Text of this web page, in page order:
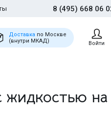
8 (495) 668 06
Доставка по Москве
(внутри МКАД)
Войти
жидкостью на